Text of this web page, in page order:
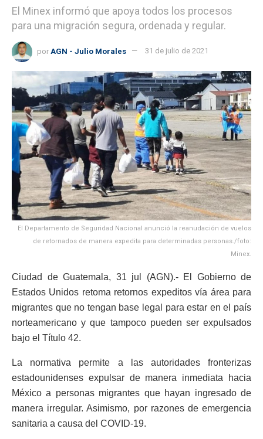
El Minex informó que apoya todos los procesos
para una migración segura, ordenada y regular.
por AGN - Julio Morales 31 de julio de 2021
El Departamento de Seguridad Nacional anunció la reanudación de vuelos
de retornados de manera expedita para determinadas personas./foto:
Minex.
Ciudad de Guatemala, 31 jul (AGN).- El Gobierno de
Estados Unidos retoma retornos expeditos vía área para
migrantes que no tengan base legal para estar en el país
norteamericano y que tampoco pueden ser expulsados
bajo el Título 42.
La normativa permite a las autoridades fronterizas
estadounidenses expulsar de manera inmediata hacia
México a personas migrantes que hayan ingresado de
manera irregular. Asimismo, por razones de emergencia
sanitaria a causa del COVID-19.